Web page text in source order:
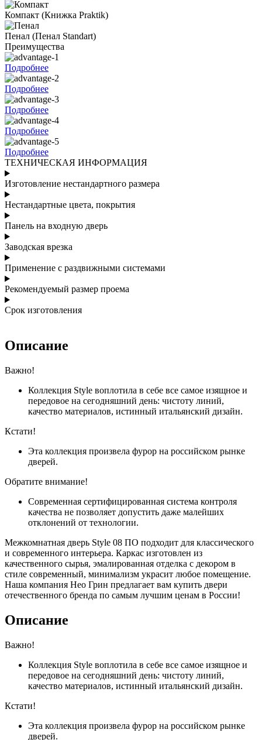
Компакт (Книжка Praktik)
Пенал (Пенал Standart)
Преимущества
Подробнее
Подробнее
Подробнее
Подробнее
Подробнее
ТЕХНИЧЕСКАЯ ИНФОРМАЦИЯ
Изготовление нестандартного размера
Нестандартные цвета, покрытия
Панель на входную дверь
Заводская врезка
Применение с раздвижными системами
Рекомендуемый размер проема
Срок изготовления
Описание
Важно!
Коллекция Style воплотила в себе все самое изящное и
передовое на сегодняшний день: чистоту линий,
качество материалов, истинный итальянский дизайн.
Кстати!
Эта коллекция произвела фурор на российском рынке
дверей.
Обратите внимание!
Современная сертифицированная система контроля
качества не позволяет допустить даже малейших
отклонений от технологии.
Межкомнатная дверь Style 08 ПО подходит для классического
и современного интерьера. Каркас изготовлен из
качественного сырья, эмалированная отделка с декором в
стиле современный, минимализм украсит любое помещение.
Наша компания Нео Грин предлагает вам купить двери
отечественного бренда по самым лучшим ценам в России!
Описание
Важно!
Коллекция Style воплотила в себе все самое изящное и
передовое на сегодняшний день: чистоту линий,
качество материалов, истинный итальянский дизайн.
Кстати!
Эта коллекция произвела фурор на российском рынке
дверей.